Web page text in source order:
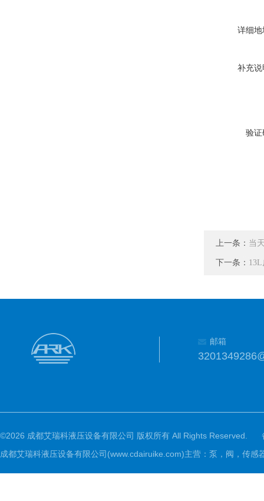
详细
补充
验
上一条： 当
下一条：
邮箱
©2026 成都艾瑞科液压设备有限公司 版权所有 All Rights Reserved.
成都艾瑞科液压设备有限公司(www.cdairuike.com)主营：泵，阀，传